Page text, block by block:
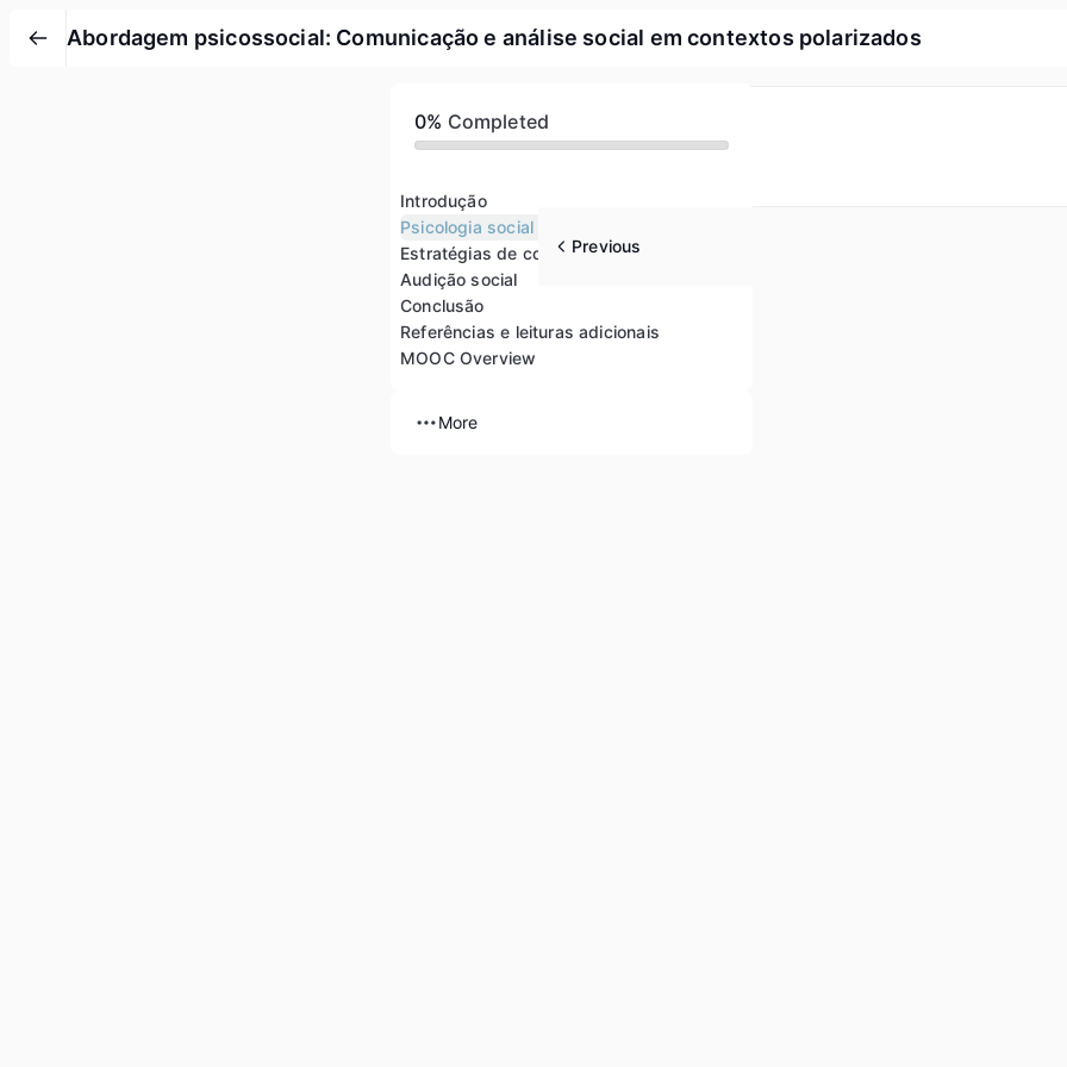
Abordagem psicossocial: Comunicação e análise social em contextos polarizados
0% Completed
Introdução
Psicologia social dos grupos
Estratégias de comunicação
Audição social
Conclusão
Referências e leituras adicionais
MOOC Overview
More
Previous